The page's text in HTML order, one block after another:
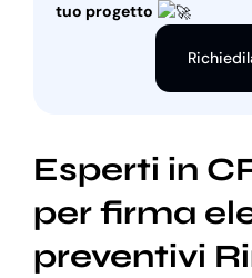
tuo progetto
Esperti in
per firma
preventivi